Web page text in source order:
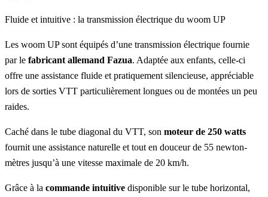
Fluide et intuitive : la transmission électrique du woom UP
Les woom UP sont équipés d’une transmission électrique fournie
par le fabricant allemand Fazua. Adaptée aux enfants, celle-ci
offre une assistance fluide et pratiquement silencieuse, appréciable
lors de sorties VTT particulièrement longues ou de montées un peu
raides.
Caché dans le tube diagonal du VTT, son moteur de 250 watts
fournit une assistance naturelle et tout en douceur de 55 newton-
mètres jusqu’à une vitesse maximale de 20 km/h.
Grâce à la commande intuitive disponible sur le tube horizontal,